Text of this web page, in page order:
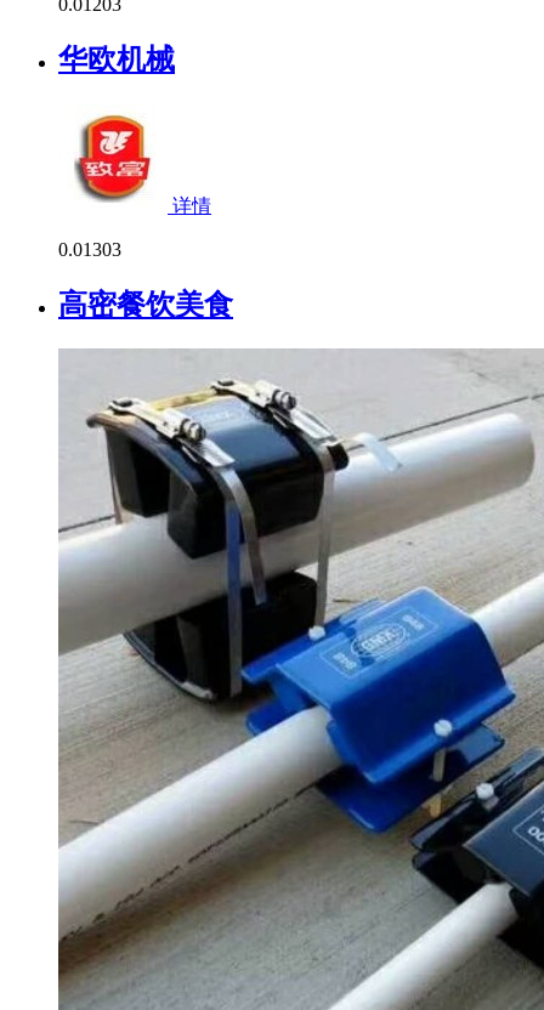
0.01203
华欧机械
详情
0.01303
高密餐饮美食